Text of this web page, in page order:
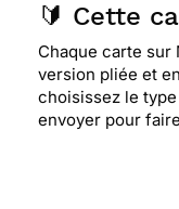
🔰 Cette
Chaque carte
version pliée et
choisissez le
envoyer pour